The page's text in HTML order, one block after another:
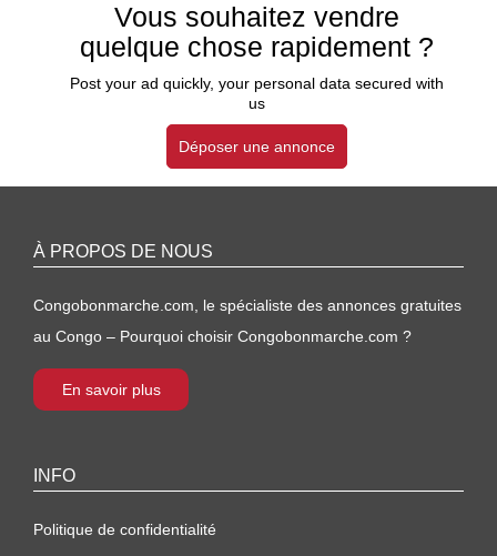
Vous souhaitez vendre
quelque chose rapidement ?
Post your ad quickly, your personal data secured with
us
Déposer une annonce
À PROPOS DE NOUS
Congobonmarche.com, le spécialiste des annonces gratuites
au Congo – Pourquoi choisir Congobonmarche.com ?
En savoir plus
INFO
Politique de confidentialité